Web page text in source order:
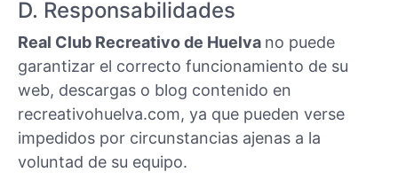
D. Responsabilidades
Real Club Recreativo de Huelva no puede
garantizar el correcto funcionamiento de su
web, descargas o blog contenido en
recreativohuelva.com, ya que pueden verse
impedidos por circunstancias ajenas a la
voluntad de su equipo.